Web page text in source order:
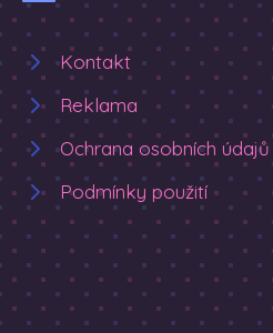
Kontakt
Reklama
Ochrana osobních údajů
Podmínky použití